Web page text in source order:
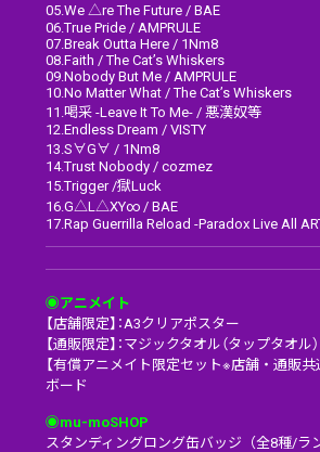
05.We △re The Future / BAE
06.True Pride / AMPRULE
07.Break Outta Here / 1Nm8
08.Faith / The Cat’s Whiskers
09.Nobody But Me / AMPRULE
10.No Matter What / The Cat’s Whiskers
11.喝采 -Leave It To Me- / 悪漢奴等
12.Endless Dream / VISTY
13.S∀G∀ / 1Nm8
14.Trust Nobody / cozmez
15.Trigger /獄Luck
16.G△L△XY∞ / BAE
17.Rap Guerrilla Reload -Paradox Live All
◉アニメイト
【店舗限定】：A3クリアポスター
【通販限定】：マジックタオル（タップタオル）
【有償アニメイト限定セット※店舗・通販共
ボード
◉mu-moSHOP
スタンディングロング缶バッジ（全8種/ラ